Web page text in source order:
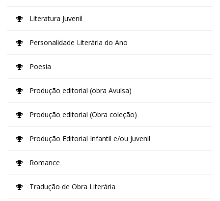
Literatura Juvenil
Personalidade Literária do Ano
Poesia
Produção editorial (obra Avulsa)
Produção editorial (Obra coleção)
Produção Editorial Infantil e/ou Juvenil
Romance
Tradução de Obra Literária